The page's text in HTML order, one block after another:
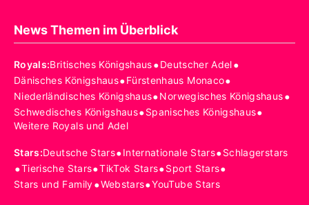
News Themen im Überblick
Royals:Britisches Königshaus•Deutscher Adel•
Dänisches Königshaus•Fürstenhaus Monaco•
Niederländisches Königshaus•Norwegisches Königshaus•
Schwedisches Königshaus•Spanisches Königshaus•
Weitere Royals und Adel
Stars:Deutsche Stars•Internationale Stars•Schlagerstars
•Tierische Stars•TikTok Stars•Sport Stars•
Stars und Family•Webstars•YouTube Stars